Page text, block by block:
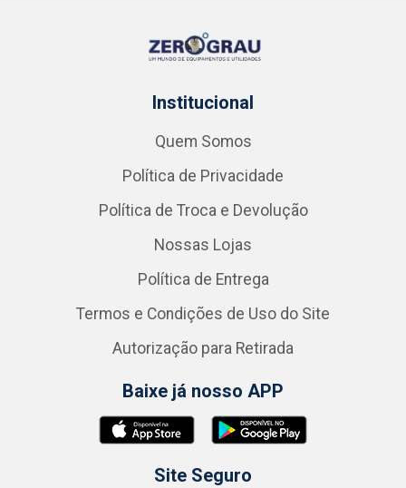
Institucional
Quem Somos
Política de Privacidade
Política de Troca e Devolução
Nossas Lojas
Política de Entrega
Termos e Condições de Uso do Site
Autorização para Retirada
Baixe já nosso APP
Site Seguro